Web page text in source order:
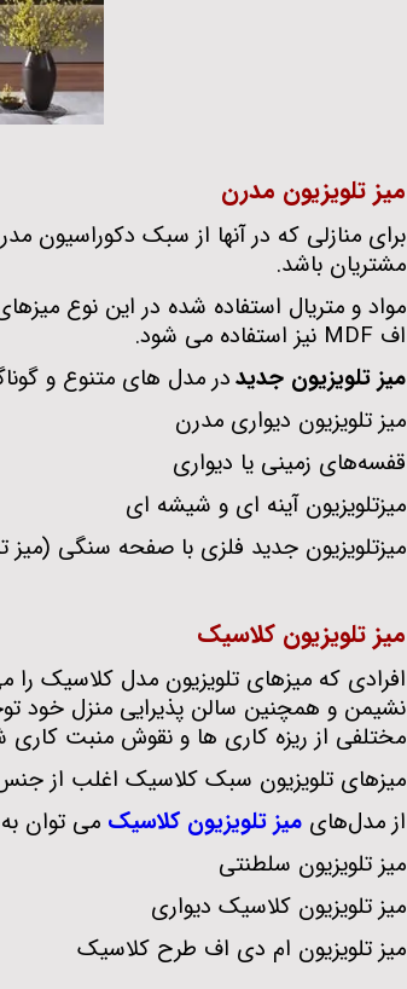
میز تلویزیون مدرن
برای منازلی که در آنها از سبک دکوراسیون
مشتریان باشد.
مواد و متریال استفاده شده در این نوع
‌اف MDF نیز استفاده می‌ شود.
ميز تلويزيون جدیددر مدل ‌های متنوع و
میز تلویزیون دیواری مدرن
قفسه‌های زمینی یا دیواری
میزتلویزیون آینه ای و شیشه ای
میزتلویزیون جدید فلزی با صفحه سنگی
میز تلویزیون کلاسیک
افرادی که میزهای تلویزیون مدل کلاسیک
نشیمن و همچنین سالن پذیرایی منزل خود
مختلفی از ریزه کاری ها و نقوش منبت‌ کاری
میزهای تلویزیون سبک کلاسیک اغلب از
از مدل‌های میز تلویزیون کلاسیک می ‌توان به
میز تلویزیون سلطنتی
میز تلویزیون کلاسیک دیواری
میز تلویزیون ام دی اف طرح کلاسیک